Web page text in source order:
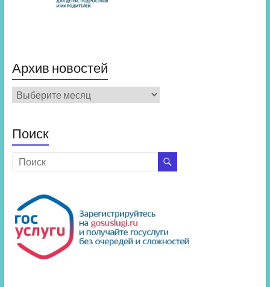
Архив новостей
Архив
новостей
Поиск